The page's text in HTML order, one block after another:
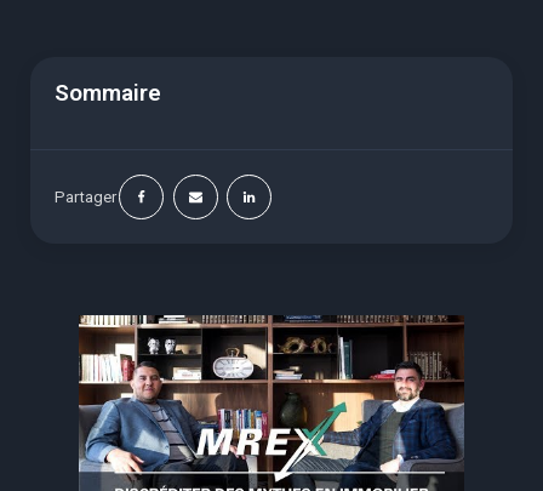
Sommaire
Partager